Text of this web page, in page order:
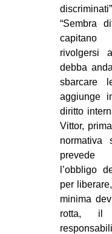
“Sembra
capitano
rivolgersi
debba
sbarcare
aggiunge
diritto
Vittor,
normativa
prevede
l’obbligo
per
minima
rotta, il